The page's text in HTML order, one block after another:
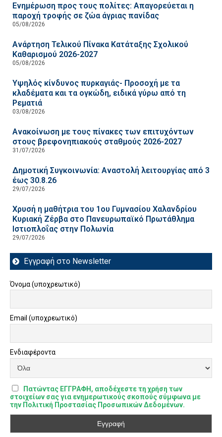
Ενημέρωση προς τους πολίτες: Απαγορεύεται η
παροχή τροφής σε ζώα άγριας πανίδας
05/08/2026
Ανάρτηση Τελικού Πίνακα Κατάταξης Σχολικού
Καθαρισμού 2026-2027
05/08/2026
Υψηλός κίνδυνος πυρκαγιάς- Προσοχή με τα
κλαδέματα και τα ογκώδη, ειδικά γύρω από τη
Ρεματιά
03/08/2026
Ανακοίνωση με τους πίνακες των επιτυχόντων
στους βρεφονηπιακούς σταθμούς 2026-2027
31/07/2026
Δημοτική Συγκοινωνία: Αναστολή λειτουργίας από 3
έως 30.8.26
29/07/2026
Χρυσή η μαθήτρια του 1ου Γυμνασίου Χαλανδρίου
Κυριακή Ζέρβα στο Πανευρωπαϊκό Πρωτάθλημα
Ιστιοπλοΐας στην Πολωνία
29/07/2026
Εγγραφή στο Newsletter
Όνομα (υποχρεωτικό)
Email (υποχρεωτικό)
Ενδιαφέροντα
Πατώντας ΕΓΓΡΑΦΗ, αποδέχεστε τη χρήση των
στοιχείων σας για ενημερωτικούς σκοπούς σύμφωνα με
την Πολιτική Προστασίας Προσωπικών Δεδομένων.